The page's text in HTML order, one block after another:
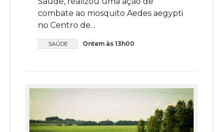
combate ao mosquito Aedes aegypti
no Centro de...
SAÚDE Ontem às 13h00